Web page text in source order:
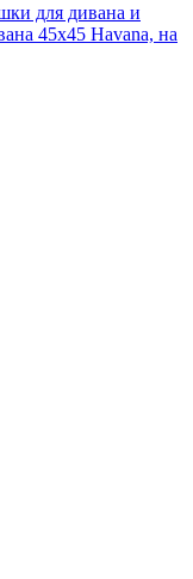
для дивана и
45х45 Havana, на